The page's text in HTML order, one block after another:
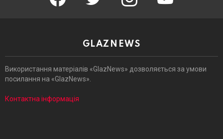
GLAZNEWS
Використання матеріалів «GlazNews» дозволяється за умови
посилання на «GlazNews».
Контактна інформація